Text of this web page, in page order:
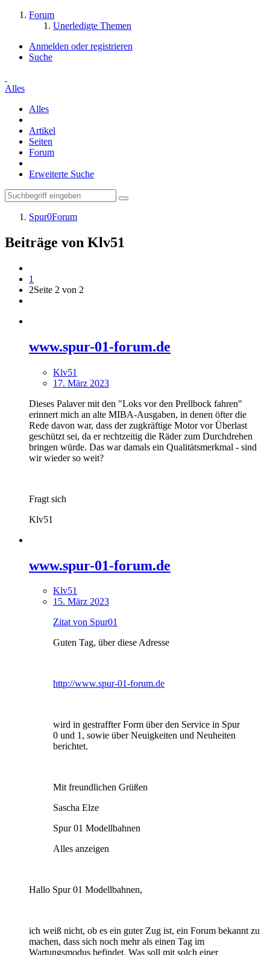
Forum
Unerledigte Themen
Anmelden oder registrieren
Suche
Alles
Alles
Artikel
Seiten
Forum
Erweiterte Suche
Spur0Forum
Beiträge von Klv51
1
2Seite 2 von 2
www.spur-01-forum.de
Klv51
17. März 2023
Dieses Palaver mit den "Loks vor den Prellbock fahren"
erinnert mich an alte MIBA-Ausgaben, in denen öfter die
Rede davon war, dass der zugkräftige Motor vor Überlast
geschützt sei, da er rechtzeitig die Räder zum Durchdrehen
bringen würde. Das war damals ein Qualitätsmerkmal - sind
wir wieder so weit?
Fragt sich
Klv51
www.spur-01-forum.de
Klv51
15. März 2023
Zitat von Spur01
Guten Tag, über diese Adresse
http://www.spur-01-forum.de
wird in gestraffter Form über den Service in Spur
0 und 1, sowie über Neuigkeiten und Neuheiten
berichtet.
Mit freundlichen Grüßen
Sascha Elze
Spur 01 Modellbahnen
Alles anzeigen
Hallo Spur 01 Modellbahnen,
ich weiß nicht, ob es ein guter Zug ist, ein Forum bekannt zu
machen, dass sich noch mehr als einen Tag im
Wartungsmodus befindet. Was soll mit solch einer